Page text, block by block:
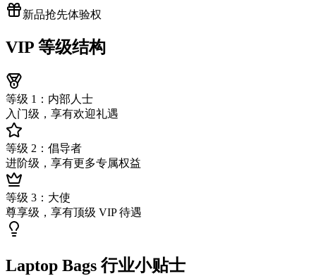
新品抢先体验权
VIP 等级结构
等级 1：内部人士
入门级，享有欢迎礼遇
等级 2：倡导者
进阶级，享有更多专属权益
等级 3：大使
尊享级，享有顶级 VIP 待遇
Laptop Bags 行业小贴士